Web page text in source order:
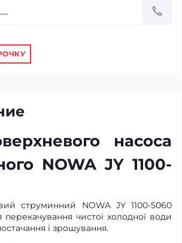
насоса
NOWA JY 1100-
струминний NOWA JY 1100-5060
чистої холодної води
і зрошування.